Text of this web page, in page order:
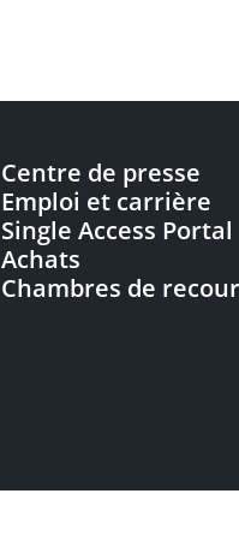
Centre de presse
Emploi et carrière
Single Access Portal
Achats
Chambres de